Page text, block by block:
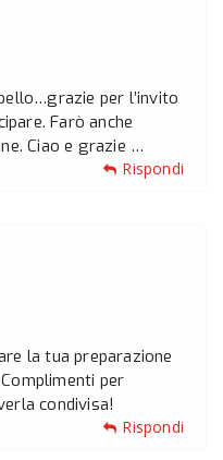
per l’invito
Farò anche
Ciao e grazie …
Rispondi
la tua preparazione
per
condivisa!
Rispondi